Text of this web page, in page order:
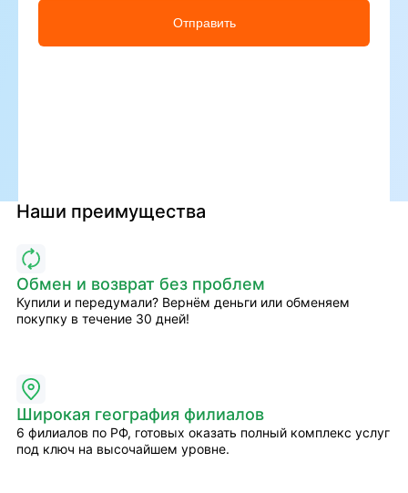
Отправить
Наши преимущества
Обмен и возврат без проблем
Купили и передумали? Вернём деньги или обменяем
покупку в течение 30 дней!
Широкая география филиалов
6 филиалов по РФ, готовых оказать полный комплекс услуг
под ключ на высочайшем уровне.